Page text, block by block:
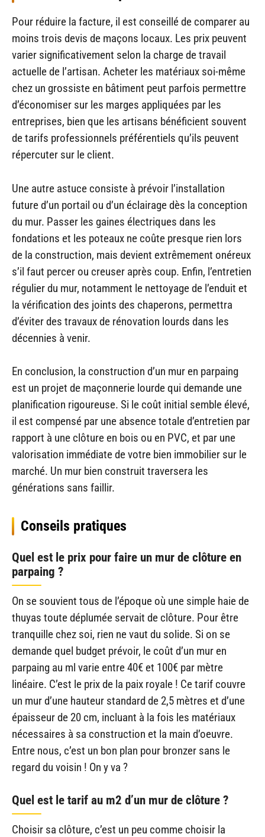
Pour réduire la facture, il est conseillé de comparer au
moins trois devis de maçons locaux. Les prix peuvent
varier significativement selon la charge de travail
actuelle de l’artisan. Acheter les matériaux soi-même
chez un grossiste en bâtiment peut parfois permettre
d’économiser sur les marges appliquées par les
entreprises, bien que les artisans bénéficient souvent
de tarifs professionnels préférentiels qu’ils peuvent
répercuter sur le client.
Une autre astuce consiste à prévoir l’installation
future d’un portail ou d’un éclairage dès la conception
du mur. Passer les gaines électriques dans les
fondations et les poteaux ne coûte presque rien lors
de la construction, mais devient extrêmement onéreux
s’il faut percer ou creuser après coup. Enfin, l’entretien
régulier du mur, notamment le nettoyage de l’enduit et
la vérification des joints des chaperons, permettra
d’éviter des travaux de rénovation lourds dans les
décennies à venir.
En conclusion, la construction d’un mur en parpaing
est un projet de maçonnerie lourde qui demande une
planification rigoureuse. Si le coût initial semble élevé,
il est compensé par une absence totale d’entretien par
rapport à une clôture en bois ou en PVC, et par une
valorisation immédiate de votre bien immobilier sur le
marché. Un mur bien construit traversera les
générations sans faillir.
Conseils pratiques
Quel est le prix pour faire un mur de clôture en
parpaing ?
On se souvient tous de l’époque où une simple haie de
thuyas toute déplumée servait de clôture. Pour être
tranquille chez soi, rien ne vaut du solide. Si on se
demande quel budget prévoir, le coût d’un mur en
parpaing au ml varie entre 40€ et 100€ par mètre
linéaire. C’est le prix de la paix royale ! Ce tarif couvre
un mur d’une hauteur standard de 2,5 mètres et d’une
épaisseur de 20 cm, incluant à la fois les matériaux
nécessaires à sa construction et la main d’oeuvre.
Entre nous, c’est un bon plan pour bronzer sans le
regard du voisin ! On y va ?
Quel est le tarif au m2 d’un mur de clôture ?
Choisir sa clôture, c’est un peu comme choisir la